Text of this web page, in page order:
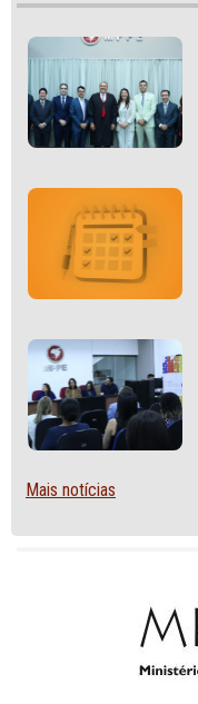
Mais notícias